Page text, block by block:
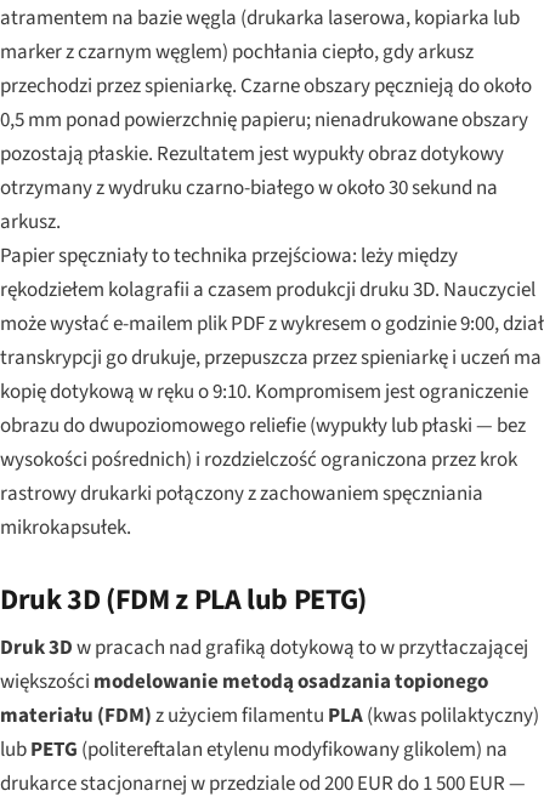
atramentem na bazie węgla (drukarka laserowa, kopiarka lub
marker z czarnym węglem) pochłania ciepło, gdy arkusz
przechodzi przez spieniarkę. Czarne obszary pęcznieją do około
0,5 mm ponad powierzchnię papieru; nienadrukowane obszary
pozostają płaskie. Rezultatem jest wypukły obraz dotykowy
otrzymany z wydruku czarno-białego w około 30 sekund na
arkusz.
Papier spęczniały to technika przejściowa: leży między
rękodziełem kolagrafii a czasem produkcji druku 3D. Nauczyciel
może wysłać e-mailem plik PDF z wykresem o godzinie 9:00, dział
transkrypcji go drukuje, przepuszcza przez spieniarkę i uczeń ma
kopię dotykową w ręku o 9:10. Kompromisem jest ograniczenie
obrazu do dwupoziomowego reliefie (wypukły lub płaski — bez
wysokości pośrednich) i rozdzielczość ograniczona przez krok
rastrowy drukarki połączony z zachowaniem spęczniania
mikrokapsułek.
Druk 3D (FDM z PLA lub PETG)
Druk 3Dw pracach nad grafiką dotykową to w przytłaczającej
większości modelowanie metodą osadzania topionego
materiału (FDM)z użyciem filamentu PLA(kwas polilaktyczny)
lubPETG (politereftalan etylenu modyfikowany glikolem) na
drukarce stacjonarnej w przedziale od 200 EUR do 1 500 EUR —